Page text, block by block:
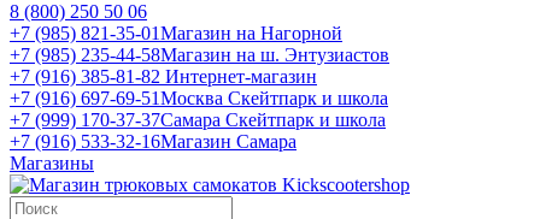
8 (800) 250 50 06
+7 (985) 821-35-01Магазин на Нагорной
+7 (985) 235-44-58Магазин на ш. Энтузиастов
+7 (916) 385-81-82 Интернет-магазин
+7 (916) 697-69-51Москва Скейтпарк и школа
+7 (999) 170-37-37Самара Скейтпарк и школа
+7 (916) 533-32-16Магазин Самара
Магазины